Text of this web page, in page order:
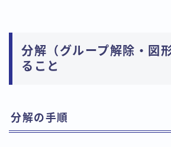
分解（グループ解除・図
ること
分解の手順